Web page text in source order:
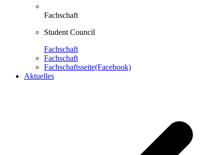
Fachschaft
Student Council
Fachschaft
Fachschaft
Fachschaftsseite(Facebook)
Aktuelles